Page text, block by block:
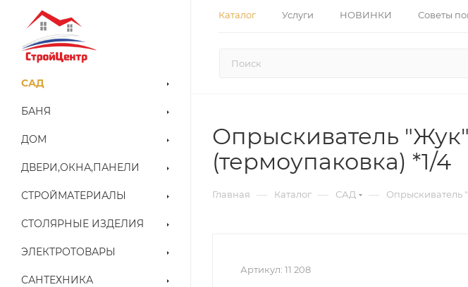
Каталог Услуги НОВИНКИ Советы
САД
БАНЯ
ДОМ
ДВЕРИ,ОКНА,ПАНЕЛИ
СТРОЙМАТЕРИАЛЫ
СТОЛЯРНЫЕ ИЗДЕЛИЯ
ЭЛЕКТРОТОВАРЫ
САНТЕХНИКА
Опрыскиватель
(термоупаковка) *1/4
Главная — Каталог — САД — Опрыскиватель
Артикул: 11 208